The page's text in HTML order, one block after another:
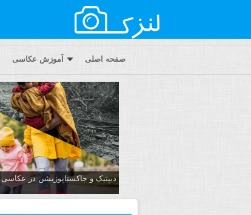
صفحه اصلی آموزش عکاسی
دیپتیک و جاکستا‌پوزیشن در عکاسی